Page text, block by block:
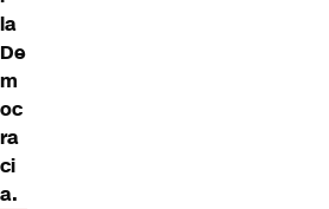
la
De
m
oc
ra
ci
a.